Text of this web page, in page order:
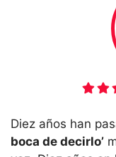
Diez años han
boca de decirlo’